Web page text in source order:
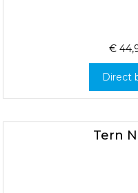
€
Direct
Tern